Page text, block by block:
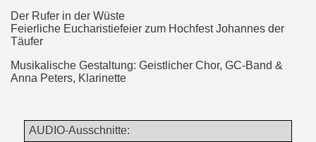
Der Rufer in der Wüste
Feierliche Eucharistiefeier zum Hochfest Johannes der
Täufer
Musikalische Gestaltung: Geistlicher Chor, GC-Band &
Anna Peters, Klarinette
AUDIO-Ausschnitte: